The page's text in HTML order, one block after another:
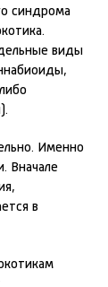
синдрома
виды
Именно
Вначале
в